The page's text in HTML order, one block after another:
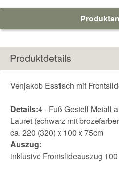
Produktdetails
Venjakob Esstisch mit
Details:4 - Fuß Gestell Metall
Lauret (schwarz mit
ca. 220 (320) x 100 x 75cm
Auszug:
inklusive Frontslideauszug